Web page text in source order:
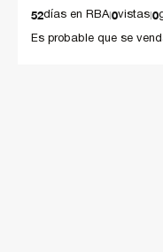
cada rincón. Con una
respira, otorgándote una
52días en RBA|0vistas|0
Es probable que se